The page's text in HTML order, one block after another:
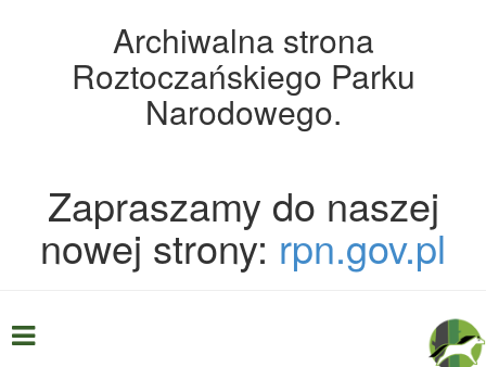
Archiwalna strona
Roztoczańskiego Parku
Narodowego.
Zapraszamy do naszej
nowej strony: rpn.gov.pl